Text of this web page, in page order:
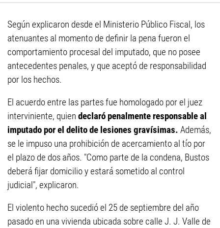
Según explicaron desde el Ministerio Público Fiscal, los
atenuantes al momento de definir la pena fueron el
comportamiento procesal del imputado, que no posee
antecedentes penales, y que aceptó de responsabilidad
por los hechos.
El acuerdo entre las partes fue homologado por el juez
interviniente, quien declaró penalmente responsable al
imputado por el delito de lesiones gravísimas. Además,
se le impuso una prohibición de acercamiento al tío por
el plazo de dos años. "Como parte de la condena, Bustos
deberá fijar domicilio y estará sometido al control
judicial", explicaron.
El violento hecho sucedió el 25 de septiembre del año
pasado en una vivienda ubicada sobre calle J. J. Valle de